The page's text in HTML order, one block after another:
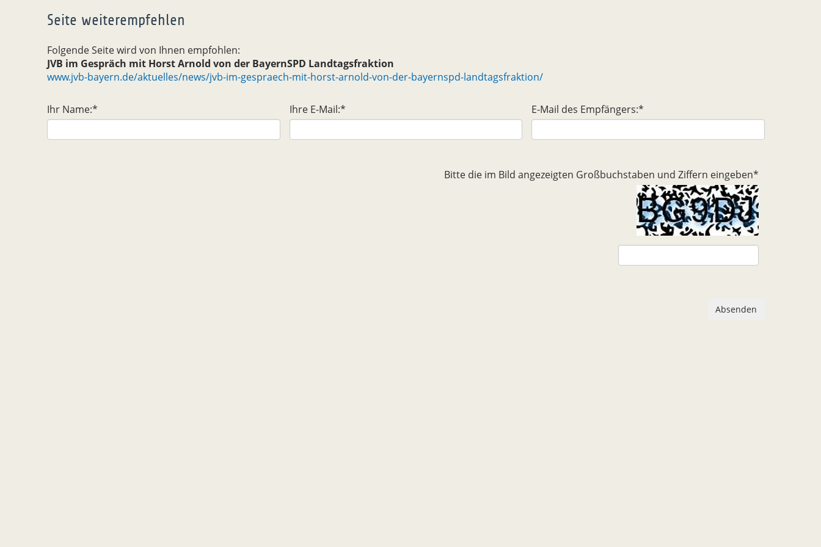
Seite weiterempfehlen
Folgende Seite wird von Ihnen empfohlen:
JVB im Gespräch mit Horst Arnold von der BayernSPD Landtagsfraktion
www.jvb-bayern.de/aktuelles/news/jvb-im-gespraech-mit-horst-arnold-von-der-bayernspd-landtagsfraktion/
Ihr Name:* Ihre E-Mail:* E-Mail des Empfängers:*
Bitte die im Bild angezeigten Großbuchstaben und Ziffern eingeben*
Absenden